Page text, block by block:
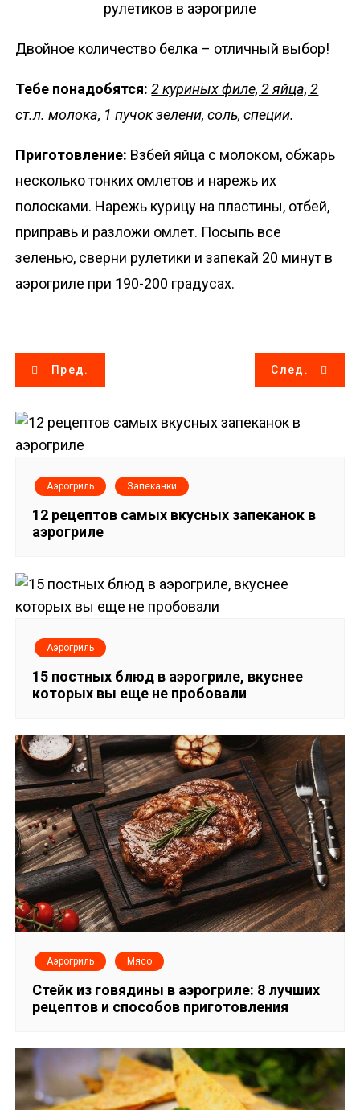
Двойное количество белка – отличный выбор!
Тебе понадобятся:2 куриных филе, 2 яйца, 2
ст.л. молока, 1 пучок зелени, соль, специи.
Приготовление: Взбей яйца с молоком, обжарь
несколько тонких омлетов и нарежь их
полосками. Нарежь курицу на пластины, отбей,
приправь и разложи омлет. Посыпь все
зеленью, сверни рулетики и запекай 20 минут в
аэрогриле при 190-200 градусах.
Н
а
в
ц
и
з
а
п
и
с
я
м
Пред. След.
Аэрогриль Запеканки
12 рецептов самых вкусных запеканок в
аэрогриле
Аэрогриль
15 постных блюд в аэрогриле, вкуснее
которых вы еще не пробовали
Аэрогриль Мясо
Стейк из говядины в аэрогриле: 8 лучших
рецептов и способов приготовления